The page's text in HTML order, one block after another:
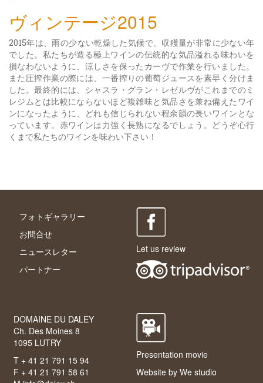
ヴィンテージ2015
2015年は、雨の少ない乾燥した気候で、収穫量が非常に少ない年
でした。私たちが造る極上ワインの伝統的な気品溢れる味わいを
損なわないように、涼しさを保ったカーヴで作業を行いました。
また圧搾作業の際には、一番搾りの葡萄ジュースを素早く分けま
した。最終的には、シャスラ・グラン・レゼルヴがこれまでのミ
レジムとは比較にならないほど複雑味と気品さを兼ね備えたワイ
ンになったように、どれも信じられない程余韻の長いワインとな
っています。赤ワインは力強く長熟になるでしょう。どうぞ心行
くまで私たちのワインを味わい下さい！
フォトギャラリー
お問合せ
ニュースレター
パートナー
Let us review
DOMAINE DU DALEY
Ch. Des Moines 8
1095 LUTRY
T + 41 21 791 15 94
F + 41 21 791 58 61
Presentation movie
Website byWe studio